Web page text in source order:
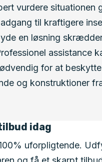
vurdere situationen
til kraftigere
en løsning
assistance
for at
og konstruktioner
idag
uforpligtende.